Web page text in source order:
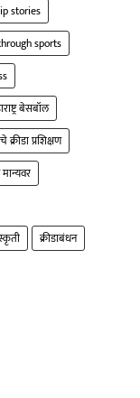
stories
sports
बेसबॉल
क्रीडा प्रशिक्षण
मान्यवर
क्रीडाबंधन